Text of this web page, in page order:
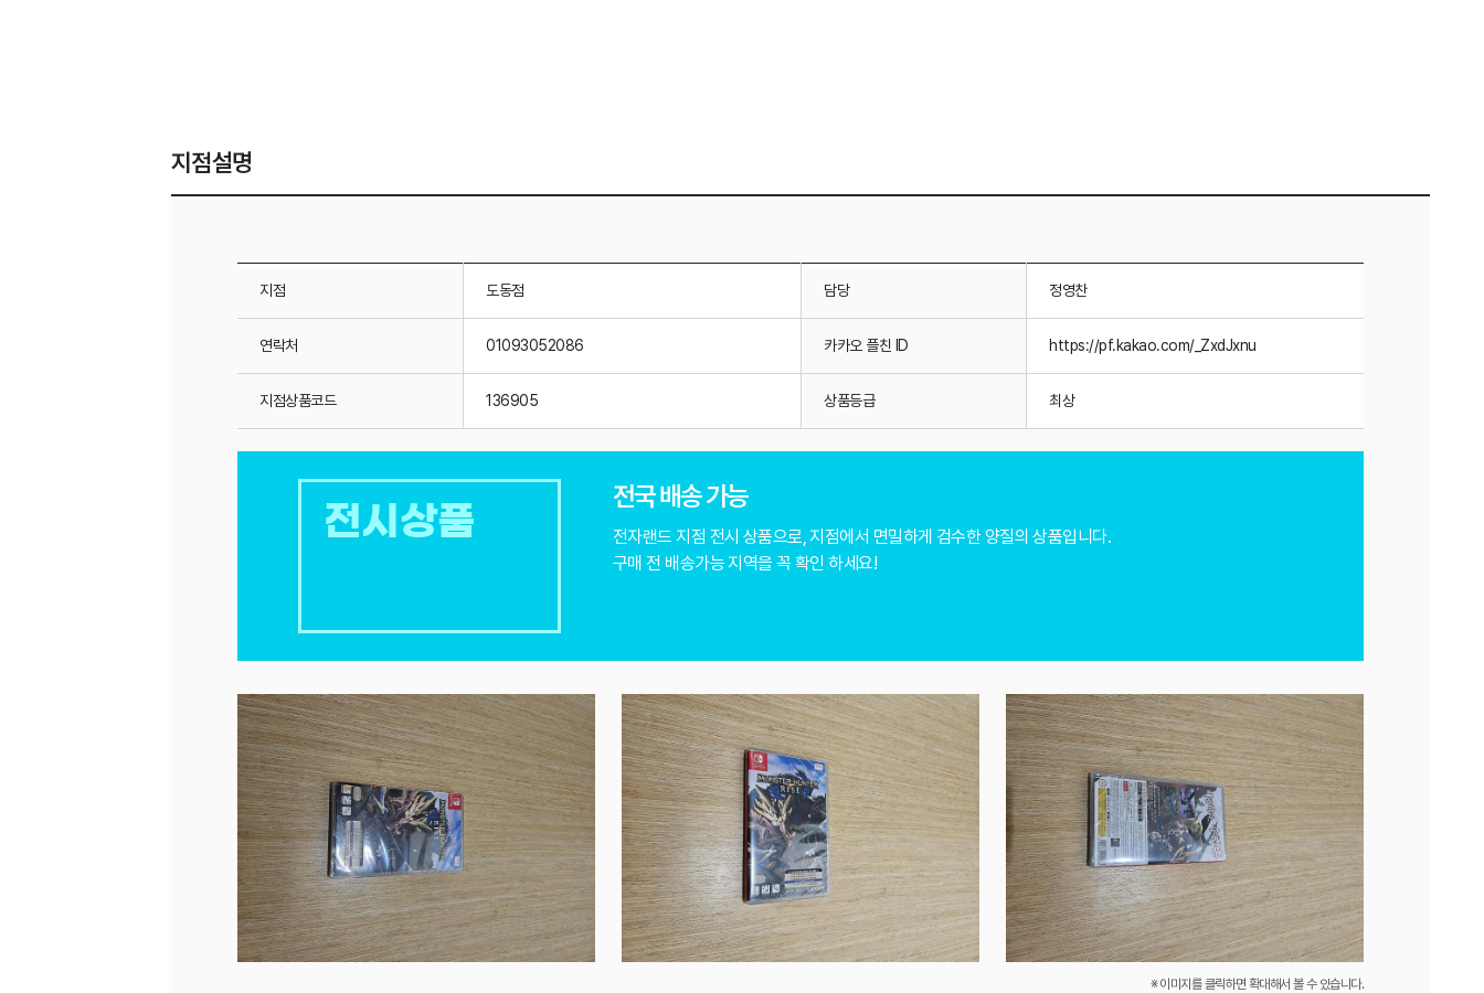
지점설명
지점 도동점 담당 정영찬
연락처 01093052086 카카오 플친 ID https://pf.kakao.com/_ZxdJxnu
지점상품코드 136905 상품등급 최상
전국 배송 가능
전자랜드 지점 전시 상품으로, 지점에서 면밀하게 검수한 양질의 상품입니다.
구매 전 배송가능 지역을 꼭 확인 하세요!
※ 이미지를 클릭하면 확대해서 볼 수 있습니다.